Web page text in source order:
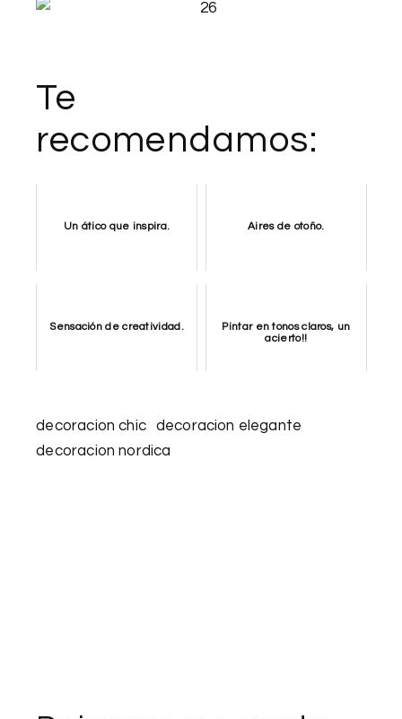
Te
recomendamos:
Un ático que inspira. Aires de otoño.
Sensación de creatividad.
Pintar en tonos claros, un
acierto!!
decoracion chic
decoracion elegante
decoracion nordica